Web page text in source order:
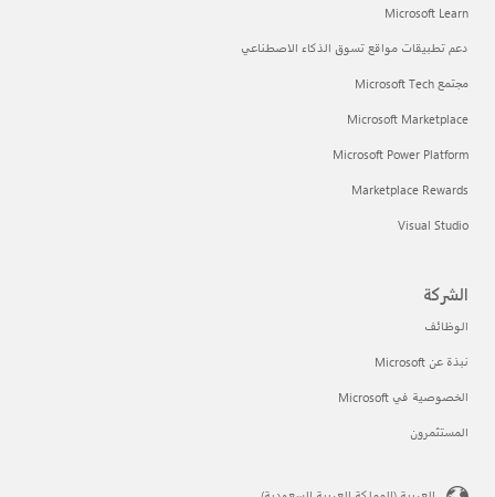
Microsoft Learn
دعم تطبيقات مواقع تسوق الذكاء الاصطناعي
مجتمع Microsoft Tech
Microsoft Marketplace
Microsoft Power Platform
Marketplace Rewards
Visual Studio
الشركة
الوظائف
نبذة عن Microsoft
الخصوصية في Microsoft
المستثمرون